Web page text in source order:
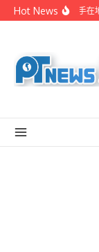
Skip to content
Hot News屏縣府聯手在